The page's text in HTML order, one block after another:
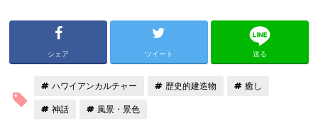
シェア ツイート 送る
ハワイアンカルチャー 歴史的建造物 癒し
神話 風景・景色